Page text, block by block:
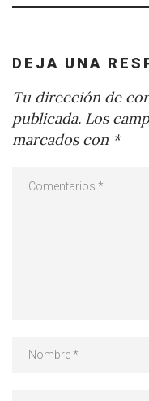
DEJA UNA
Tu dirección de
publicada. Los
marcados con *